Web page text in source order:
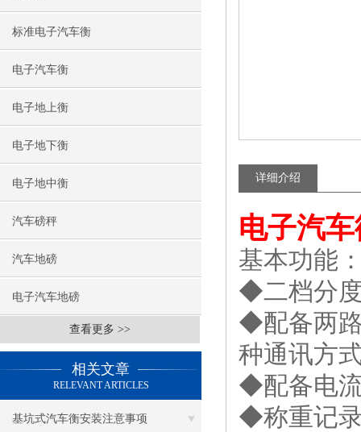
标准电子汽车衡
电子汽车衡
电子地上衡
电子地下衡
电子地中衡
汽车磅秤
汽车地磅
电子汽车地磅
查看更多 >>
相关文章
RELEVANT ARTICLES
基坑式汽车衡安装注意事项
详细介绍
电子汽
基本功能
◆二档分
◆配备两
种通讯方
◆配备电
◆称重记